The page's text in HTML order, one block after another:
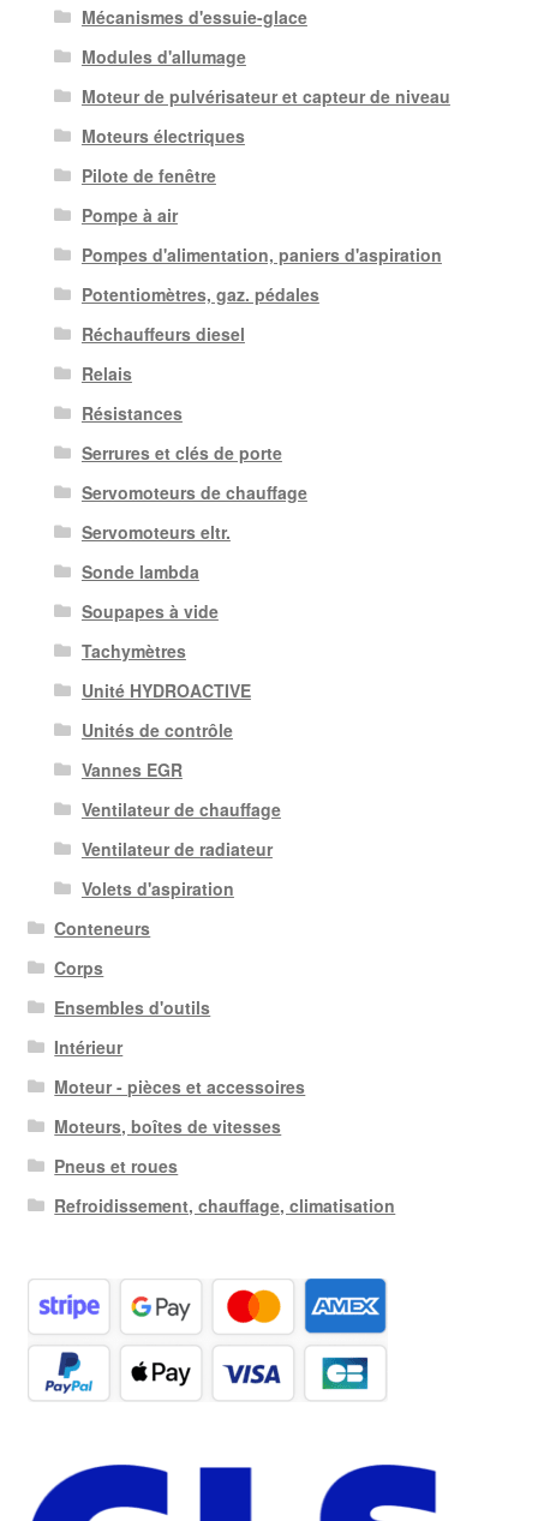
Mécanismes d'essuie-glace
Modules d'allumage
Moteur de pulvérisateur et capteur de niveau
Moteurs électriques
Pilote de fenêtre
Pompe à air
Pompes d'alimentation, paniers d'aspiration
Potentiomètres, gaz. pédales
Réchauffeurs diesel
Relais
Résistances
Serrures et clés de porte
Servomoteurs de chauffage
Servomoteurs eltr.
Sonde lambda
Soupapes à vide
Tachymètres
Unité HYDROACTIVE
Unités de contrôle
Vannes EGR
Ventilateur de chauffage
Ventilateur de radiateur
Volets d'aspiration
Conteneurs
Corps
Ensembles d'outils
Intérieur
Moteur - pièces et accessoires
Moteurs, boîtes de vitesses
Pneus et roues
Refroidissement, chauffage, climatisation